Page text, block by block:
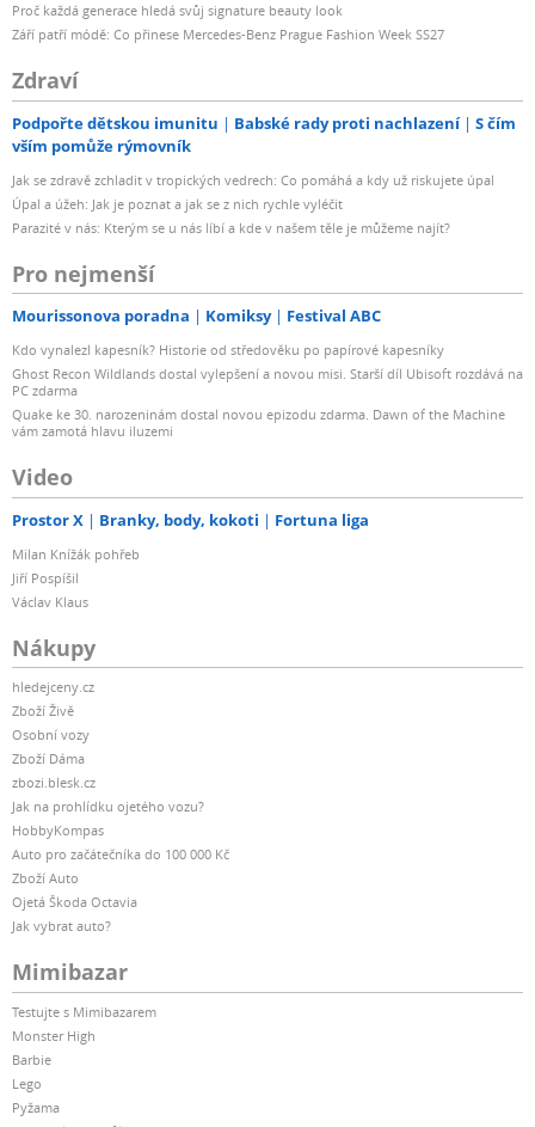
Proč každá generace hledá svůj signature beauty look
Září patří módě: Co přinese Mercedes-Benz Prague Fashion Week SS27
Zdraví
Podpořte dětskou imunitu Babské rady proti nachlazení
S čím
vším pomůže rýmovník
Jak se zdravě zchladit v tropických vedrech: Co pomáhá a kdy už riskujete úpal
Úpal a úžeh: Jak je poznat a jak se z nich rychle vyléčit
Parazité v nás: Kterým se u nás líbí a kde v našem těle je můžeme najít?
Pro nejmenší
Mourissonova poradna Komiksy Festival ABC
Kdo vynalezl kapesník? Historie od středověku po papírové kapesníky
Ghost Recon Wildlands dostal vylepšení a novou misi. Starší díl Ubisoft rozdává na
PC zdarma
Quake ke 30. narozeninám dostal novou epizodu zdarma. Dawn of the Machine
vám zamotá hlavu iluzemi
Video
Prostor X Branky, body, kokoti Fortuna liga
Milan Knížák pohřeb
Jiří Pospíšil
Václav Klaus
Nákupy
hledejceny.cz
Zboží Živě
Osobní vozy
Zboží Dáma
zbozi.blesk.cz
Jak na prohlídku ojetého vozu?
HobbyKompas
Auto pro začátečníka do 100 000 Kč
Zboží Auto
Ojetá Škoda Octavia
Jak vybrat auto?
Mimibazar
Testujte s Mimibazarem
Monster High
Barbie
Lego
Pyžama